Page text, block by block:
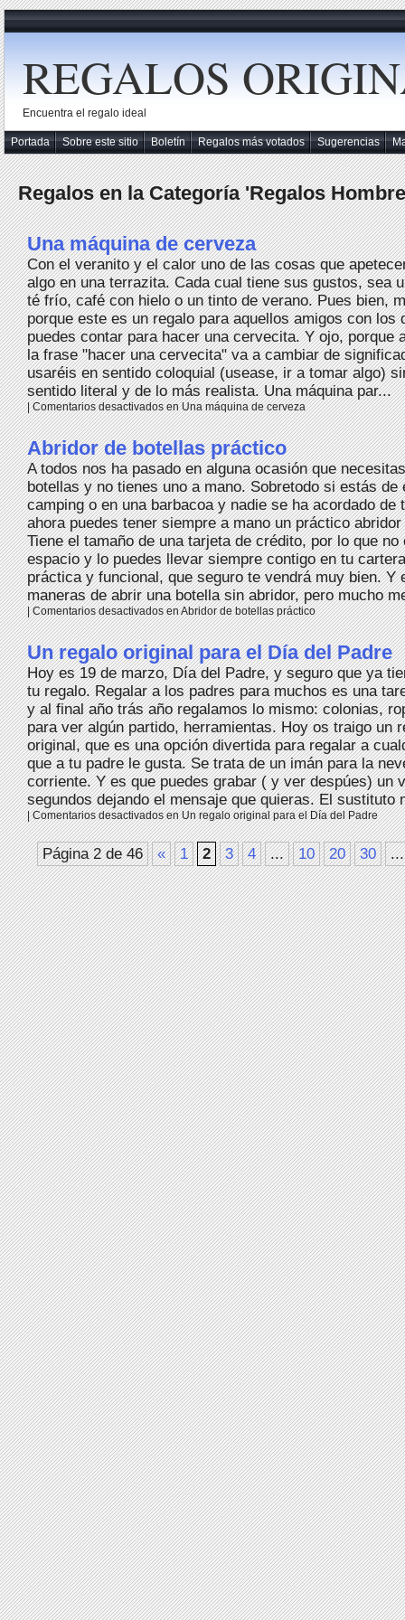
REGALOS
Encuentra el regalo ideal
Portada Sobre este sitio Boletín Regalos más votados Sugerencias
Regalos en la Categoría 'Regalos
Una máquina de cerveza
Con el veranito y el calor uno de las cosas que
algo en una terrazita. Cada cual tiene sus gustos, sea
té frío, café con hielo o un tinto de verano. Pues bien,
porque este es un regalo para aquellos amigos con los
puedes contar para hacer una cervecita. Y ojo, porque
la frase "hacer una cervecita" va a cambiar de
usaréis en sentido coloquial (usease, ir a tomar algo)
sentido literal y de lo más realista. Una máquina par...
|Comentarios desactivadosen Una máquina de cerveza
Abridor de botellas práctico
A todos nos ha pasado en alguna ocasión que
botellas y no tienes uno a mano. Sobretodo si estás de
camping o en una barbacoa y nadie se ha acordado de
ahora puedes tener siempre a mano un práctico
Tiene el tamaño de una tarjeta de crédito, por lo que no
espacio y lo puedes llevar siempre contigo en tu
práctica y funcional, que seguro te vendrá muy bien. Y
maneras de abrir una botella sin abridor, pero mucho
|Comentarios desactivadosen Abridor de botellas práctico
Un regalo original para el Día del Padre
Hoy es 19 de marzo, Día del Padre, y seguro que ya
tu regalo. Regalar a los padres para muchos es una
y al final año trás año regalamos lo mismo: colonias,
para ver algún partido, herramientas. Hoy os traigo un
original, que es una opción divertida para regalar a
que a tu padre le gusta. Se trata de un imán para la
corriente. Y es que puedes grabar ( y ver despúes) un
segundos dejando el mensaje que quieras. El sustituto
|Comentarios desactivadosen Un regalo original para el Día del Padre
Página 2 de 46 « 1 2 3 4 ... 10 20 30 ...